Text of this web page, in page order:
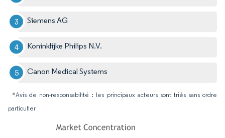
Siemens AG
Koninklijke Philips N.V.
Canon Medical Systems
*Avis de non-responsabilité : les principaux acteurs sont triés sans ordre
particulier